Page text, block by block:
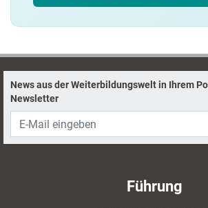
News aus der Weiterbildungswelt in Ihrem
Newsletter
Führung